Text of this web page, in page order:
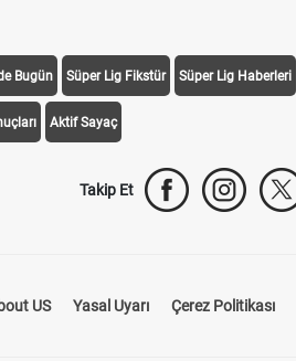
Bugün Süper Lig Fikstür Süper Lig Haberleri
Aktif Sayaç
Takip Et
US Yasal Uyarı Çerez Politikası